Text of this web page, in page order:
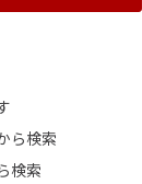
ら検索
検索